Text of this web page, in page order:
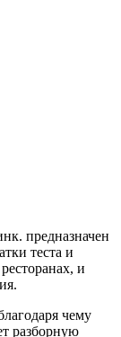
предназначен
теста и
и
чему
разборную